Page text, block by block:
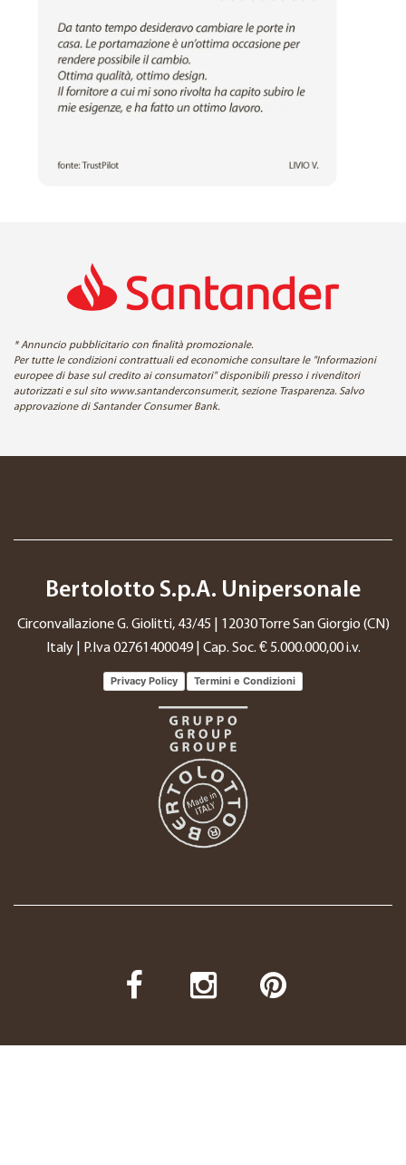
* Annuncio pubblicitario con finalità promozionale.
Per tutte le condizioni contrattuali ed economiche consultare le "Informazioni
europee di base sul credito ai consumatori" disponibili presso i rivenditori
autorizzati e sul sito www.santanderconsumer.it, sezione Trasparenza. Salvo
approvazione di Santander Consumer Bank.
Bertolotto S.p.A. Unipersonale
Circonvallazione G. Giolitti, 43/45 | 12030 Torre San Giorgio (CN)
Italy | P.Iva 02761400049 | Cap. Soc. € 5.000.000,00 i.v.
Privacy Policy Termini e Condizioni